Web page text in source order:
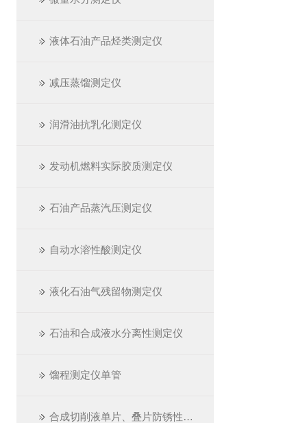
液体石油产品烃类测定仪
减压蒸馏测定仪
润滑油抗乳化测定仪
发动机燃料实际胶质测定仪
石油产品蒸汽压测定仪
自动水溶性酸测定仪
液化石油气残留物测定仪
石油和合成液水分离性测定仪
馏程测定仪单管
合成切削液单片、叠片防锈性测定仪